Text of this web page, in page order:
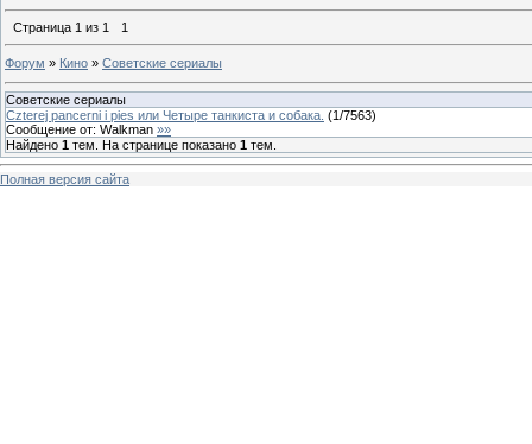
Страница 1 из 1 1
Форум » Кино » Советские сериалы
Советские сериалы
Czterej pancerni i pies или Четыре танкиста и собака. (1/7563)
Сообщение от: Walkman »»
Найдено 1 тем. На странице показано 1 тем.
Полная версия сайта